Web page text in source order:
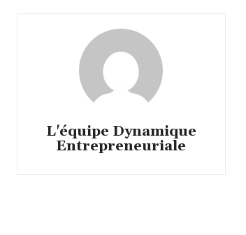
L'équipe Dynamique
Entrepreneuriale